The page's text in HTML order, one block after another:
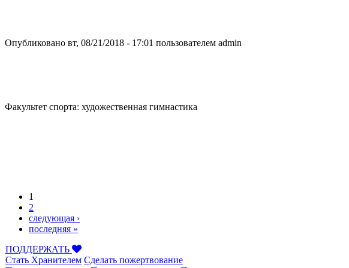
Опубликовано вт, 08/21/2018 - 17:01 пользователем admin
Факультет спорта: художественная гимнастика
Страницы
1
2
следующая ›
последняя »
ПОДДЕРЖАТЬ
Стать Хранителем Сделать пожертвование